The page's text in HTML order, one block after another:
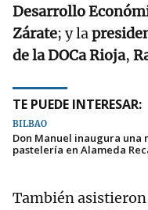
Desarrollo
Zárate; y la
de la DOCa Rioja,
TE PUEDE INTERESAR:
BILBAO
Don Manuel inaugura una
pastelería en Alameda
También